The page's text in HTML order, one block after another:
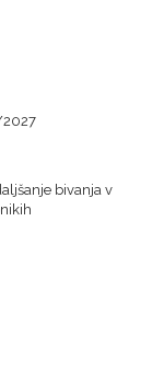
2027
bivanja v